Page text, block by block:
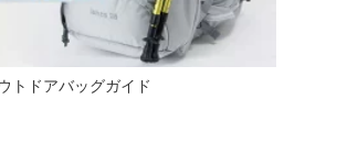
トドアバッグガイド